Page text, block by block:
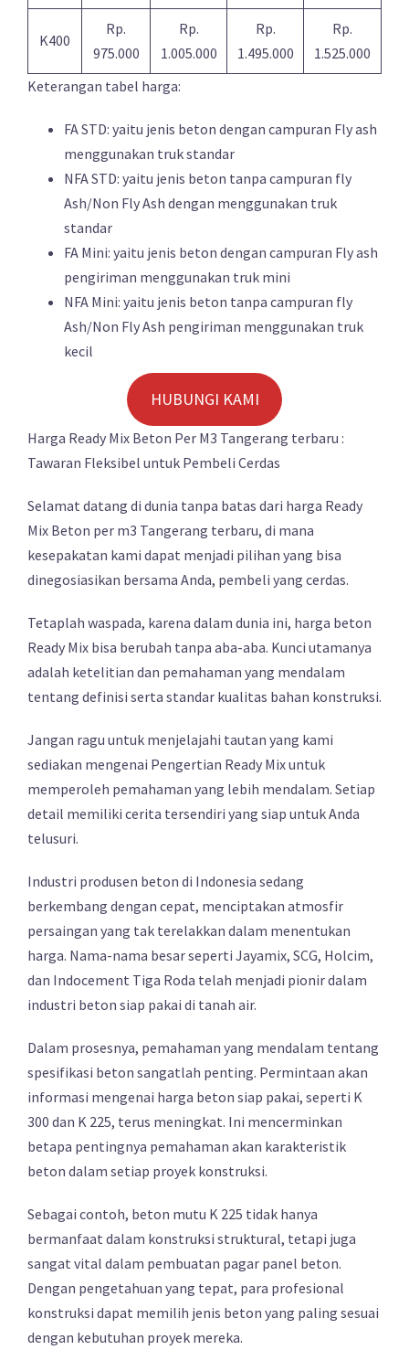
K400
Rp.
975.000
Rp.
1.005.000
Rp.
1.495.000
Rp.
1.525.000
Keterangan tabel harga:
FA STD: yaitu jenis beton dengan campuran Fly ash
menggunakan truk standar
NFA STD: yaitu jenis beton tanpa campuran fly
Ash/Non Fly Ash dengan menggunakan truk
standar
FA Mini: yaitu jenis beton dengan campuran Fly ash
pengiriman menggunakan truk mini
NFA Mini: yaitu jenis beton tanpa campuran fly
Ash/Non Fly Ash pengiriman menggunakan truk
kecil
HUBUNGI KAMI
Harga Ready Mix Beton Per M3 Tangerang terbaru :
Tawaran Fleksibel untuk Pembeli Cerdas
Selamat datang di dunia tanpa batas dari harga Ready
Mix Beton per m3 Tangerang terbaru, di mana
kesepakatan kami dapat menjadi pilihan yang bisa
dinegosiasikan bersama Anda, pembeli yang cerdas.
Tetaplah waspada, karena dalam dunia ini, harga beton
Ready Mix bisa berubah tanpa aba-aba. Kunci utamanya
adalah ketelitian dan pemahaman yang mendalam
tentang definisi serta standar kualitas bahan konstruksi.
Jangan ragu untuk menjelajahi tautan yang kami
sediakan mengenai Pengertian Ready Mix untuk
memperoleh pemahaman yang lebih mendalam. Setiap
detail memiliki cerita tersendiri yang siap untuk Anda
telusuri.
Industri produsen beton di Indonesia sedang
berkembang dengan cepat, menciptakan atmosfir
persaingan yang tak terelakkan dalam menentukan
harga. Nama-nama besar seperti Jayamix, SCG, Holcim,
dan Indocement Tiga Roda telah menjadi pionir dalam
industri beton siap pakai di tanah air.
Dalam prosesnya, pemahaman yang mendalam tentang
spesifikasi beton sangatlah penting. Permintaan akan
informasi mengenai harga beton siap pakai, seperti K
300 dan K 225, terus meningkat. Ini mencerminkan
betapa pentingnya pemahaman akan karakteristik
beton dalam setiap proyek konstruksi.
Sebagai contoh, beton mutu K 225 tidak hanya
bermanfaat dalam konstruksi struktural, tetapi juga
sangat vital dalam pembuatan pagar panel beton.
Dengan pengetahuan yang tepat, para profesional
konstruksi dapat memilih jenis beton yang paling sesuai
dengan kebutuhan proyek mereka.